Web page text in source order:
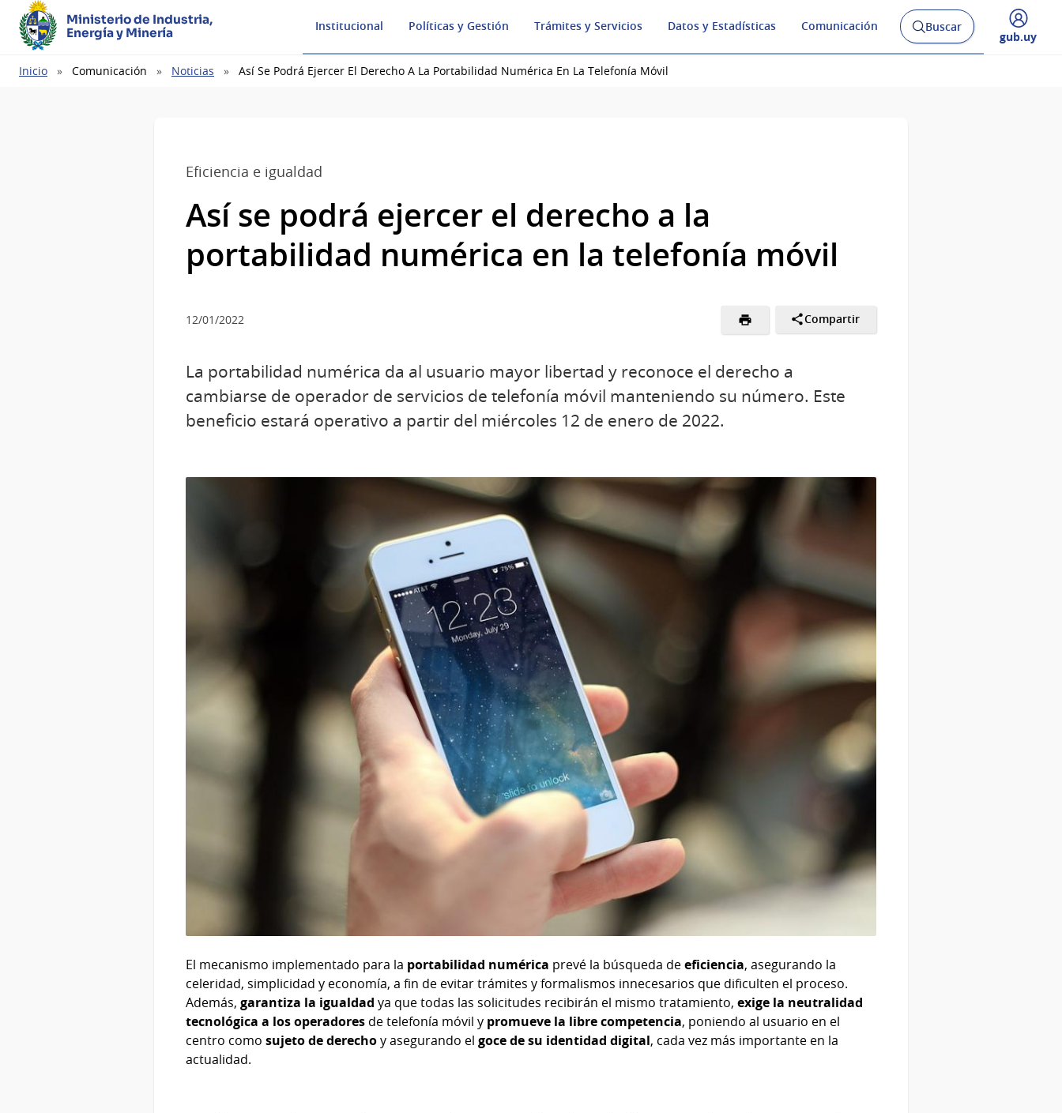
Ministerio de Industria,
Energía y Minería
Institucional Políticas y Gestión Trámites y Servicios Datos y Estadísticas Comunicación
Abrir
buscador
Buscar
Desplegar
gub.uy
Ruta
Inicio Comunicación Noticias Así Se Podrá Ejercer El Derecho A La Portabilidad Numérica En La Telefonía Móvil
Eficiencia e igualdad
Así se podrá ejercer el derecho a la
portabilidad numérica en la telefonía móvil
12/01/2022 Compartir
La portabilidad numérica da al usuario mayor libertad y reconoce el derecho a
cambiarse de operador de servicios de telefonía móvil manteniendo su número. Este
beneficio estará operativo a partir del miércoles 12 de enero de 2022.
El mecanismo implementado para la portabilidad numérica prevé la búsqueda deeficiencia, asegurando la
celeridad, simplicidad y economía, a fin de evitar trámites y formalismos innecesarios que dificulten el proceso.
Además, garantiza la igualdad ya que todas las solicitudes recibirán el mismo tratamiento, exige la neutralidad
tecnológica a los operadores de telefonía móvil y promueve la libre competencia, poniendo al usuario en el
centro como sujeto de derechoy asegurando el goce de su identidad digital, cada vez más importante en la
actualidad.